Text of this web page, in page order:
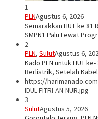
1
PLNAgustus 6, 2026
Semarakkan HUT ke 81
SMPN1 Palu Lewat
2
PLN, SulutAgustus 6,
Kado PLN untuk HUT
Berlistrik, Setelah
https://
IDUL-FITRI-AN-NUR.jpg
3
SulutAgustus 5, 2026